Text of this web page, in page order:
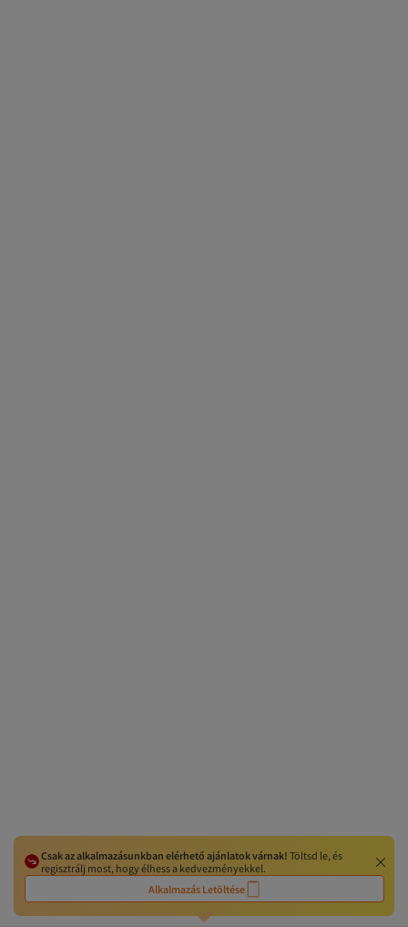
Csak az alkalmazásunkban elérhető ajánlatok várnak! Töltsd le, és
regisztrálj most, hogy élhess a kedvezményekkel.
Alkalmazás Letöltése